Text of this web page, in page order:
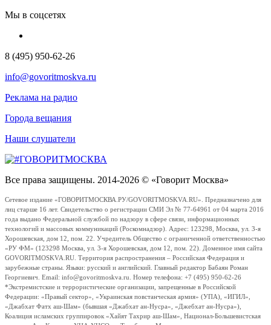
Мы в соцсетях
8 (495) 950-62-26
info@govoritmoskva.ru
Реклама на радио
Города вещания
Наши слушатели
Все права защищены. 2014-2026 © «Говорит Москва»
Сетевое издание «ГОВОРИТМОСКВА.РУ/GOVORITMOSKVA.RU». Предназначено для
лиц старше 16 лет. Свидетельство о регистрации СМИ Эл № 77-64961 от 04 марта 2016
года выдано Федеральной службой по надзору в сфере связи, информационных
технологий и массовых коммуникаций (Роскомнадзор). Адрес: 123298, Москва, ул. 3-я
Хорошевская, дом 12, пом. 22. Учредитель Общество с ограниченной ответственностью
«РУ ФМ» (123298 Москва, ул. 3-я Хорошевская, дом 12, пом. 22). Доменное имя сайта
GOVORITMOSKVA.RU. Территория распространения – Российская Федерация и
зарубежные страны. Языки: русский и английский. Главный редактор Бабаян Роман
Георгиевич. Email: info@govoritmoskva.ru. Номер телефона: +7 (495) 950-62-26
*Экстремистские и террористические организации, запрещенные в Российской
Федерации: «Правый сектор», «Украинская повстанческая армия» (УПА), «ИГИЛ»,
«Джабхат Фатх аш-Шам» (бывшая «Джабхат ан-Нусра», «Джебхат ан-Нусра»),
Коалиция исламских группировок «Хайят Тахрир аш-Шам», Национал-Большевистская